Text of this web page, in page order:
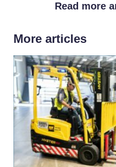
Read more
More articles